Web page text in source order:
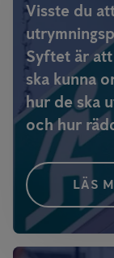
Visste du
Syftet är
ska kunna
hur de ska
och hur
LÄS